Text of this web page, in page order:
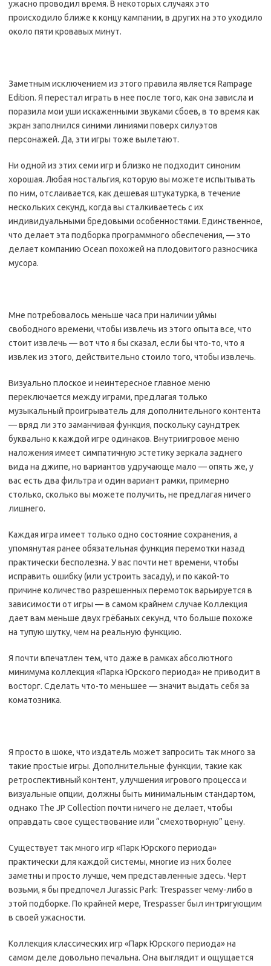
ужасно проводил время. В некоторых случаях это
происходило ближе к концу кампании, в других на это уходило
около пяти кровавых минут.
Заметным исключением из этого правила является Rampage
Edition. Я перестал играть в нее после того, как она зависла и
поразила мои уши искаженными звуками сбоев, в то время как
экран заполнился синими линиями поверх силуэтов
персонажей. Да, эти игры тоже вылетают.
Ни одной из этих семи игр и близко не подходит синоним
хорошая. Любая ностальгия, которую вы можете испытывать
по ним, отслаивается, как дешевая штукатурка, в течение
нескольких секунд, когда вы сталкиваетесь с их
индивидуальными бредовыми особенностями. Единственное,
что делает эта подборка программного обеспечения, — это
делает компанию Ocean похожей на плодовитого разносчика
мусора.
Мне потребовалось меньше часа при наличии уймы
свободного времени, чтобы извлечь из этого опыта все, что
стоит извлечь — вот что я бы сказал, если бы что-то, что я
извлек из этого, действительно стоило того, чтобы извлечь.
Визуально плоское и неинтересное главное меню
переключается между играми, предлагая только
музыкальный проигрыватель для дополнительного контента
— вряд ли это заманчивая функция, поскольку саундтрек
буквально к каждой игре одинаков. Внутриигровое меню
наложения имеет симпатичную эстетику зеркала заднего
вида на джипе, но вариантов удручающе мало — опять же, у
вас есть два фильтра и один вариант рамки, примерно
столько, сколько вы можете получить, не предлагая ничего
лишнего.
Каждая игра имеет только одно состояние сохранения, а
упомянутая ранее обязательная функция перемотки назад
практически бесполезна. У вас почти нет времени, чтобы
исправить ошибку (или устроить засаду), и по какой-то
причине количество разрешенных перемоток варьируется в
зависимости от игры — в самом крайнем случае Коллекция
дает вам меньше двух грёбаных секунд, что больше похоже
на тупую шутку, чем на реальную функцию.
Я почти впечатлен тем, что даже в рамках абсолютного
минимума коллекция «Парка Юрского периода» не приводит в
восторг. Сделать что-то меньшее — значит выдать себя за
коматозника.
Я просто в шоке, что издатель может запросить так много за
такие простые игры. Дополнительные функции, такие как
ретроспективный контент, улучшения игрового процесса и
визуальные опции, должны быть минимальным стандартом,
однако The JP Collection почти ничего не делает, чтобы
оправдать свое существование или “смехотворную” цену.
Существует так много игр «Парк Юрского периода»
практически для каждой системы, многие из них более
заметны и просто лучше, чем представленные здесь. Черт
возьми, я бы предпочел Jurassic Park: Trespasser чему-либо в
этой подборке. По крайней мере, Trespasser был интригующим
в своей ужасности.
Коллекция классических игр «Парк Юрского периода» на
самом деле довольно печальна. Она выглядит и ощущается